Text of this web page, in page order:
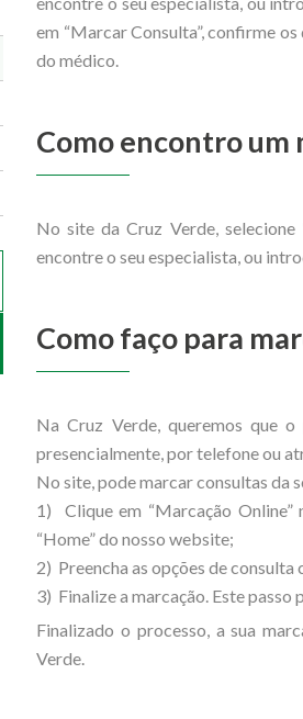
em “Marcar Consulta”, confirme
do médico.
Como encontro um
No site da Cruz Verde, selecione
encontre o seu especialista, ou
Como faço para
Na Cruz Verde, queremos que
presencialmente, por telefone ou
No site, pode marcar consultas da
1) Clique em “Marcação
“Home” do nosso website;
2) Preencha as opções de consulta
3) Finalize a marcação. Este
Finalizado o processo, a sua
Verde.